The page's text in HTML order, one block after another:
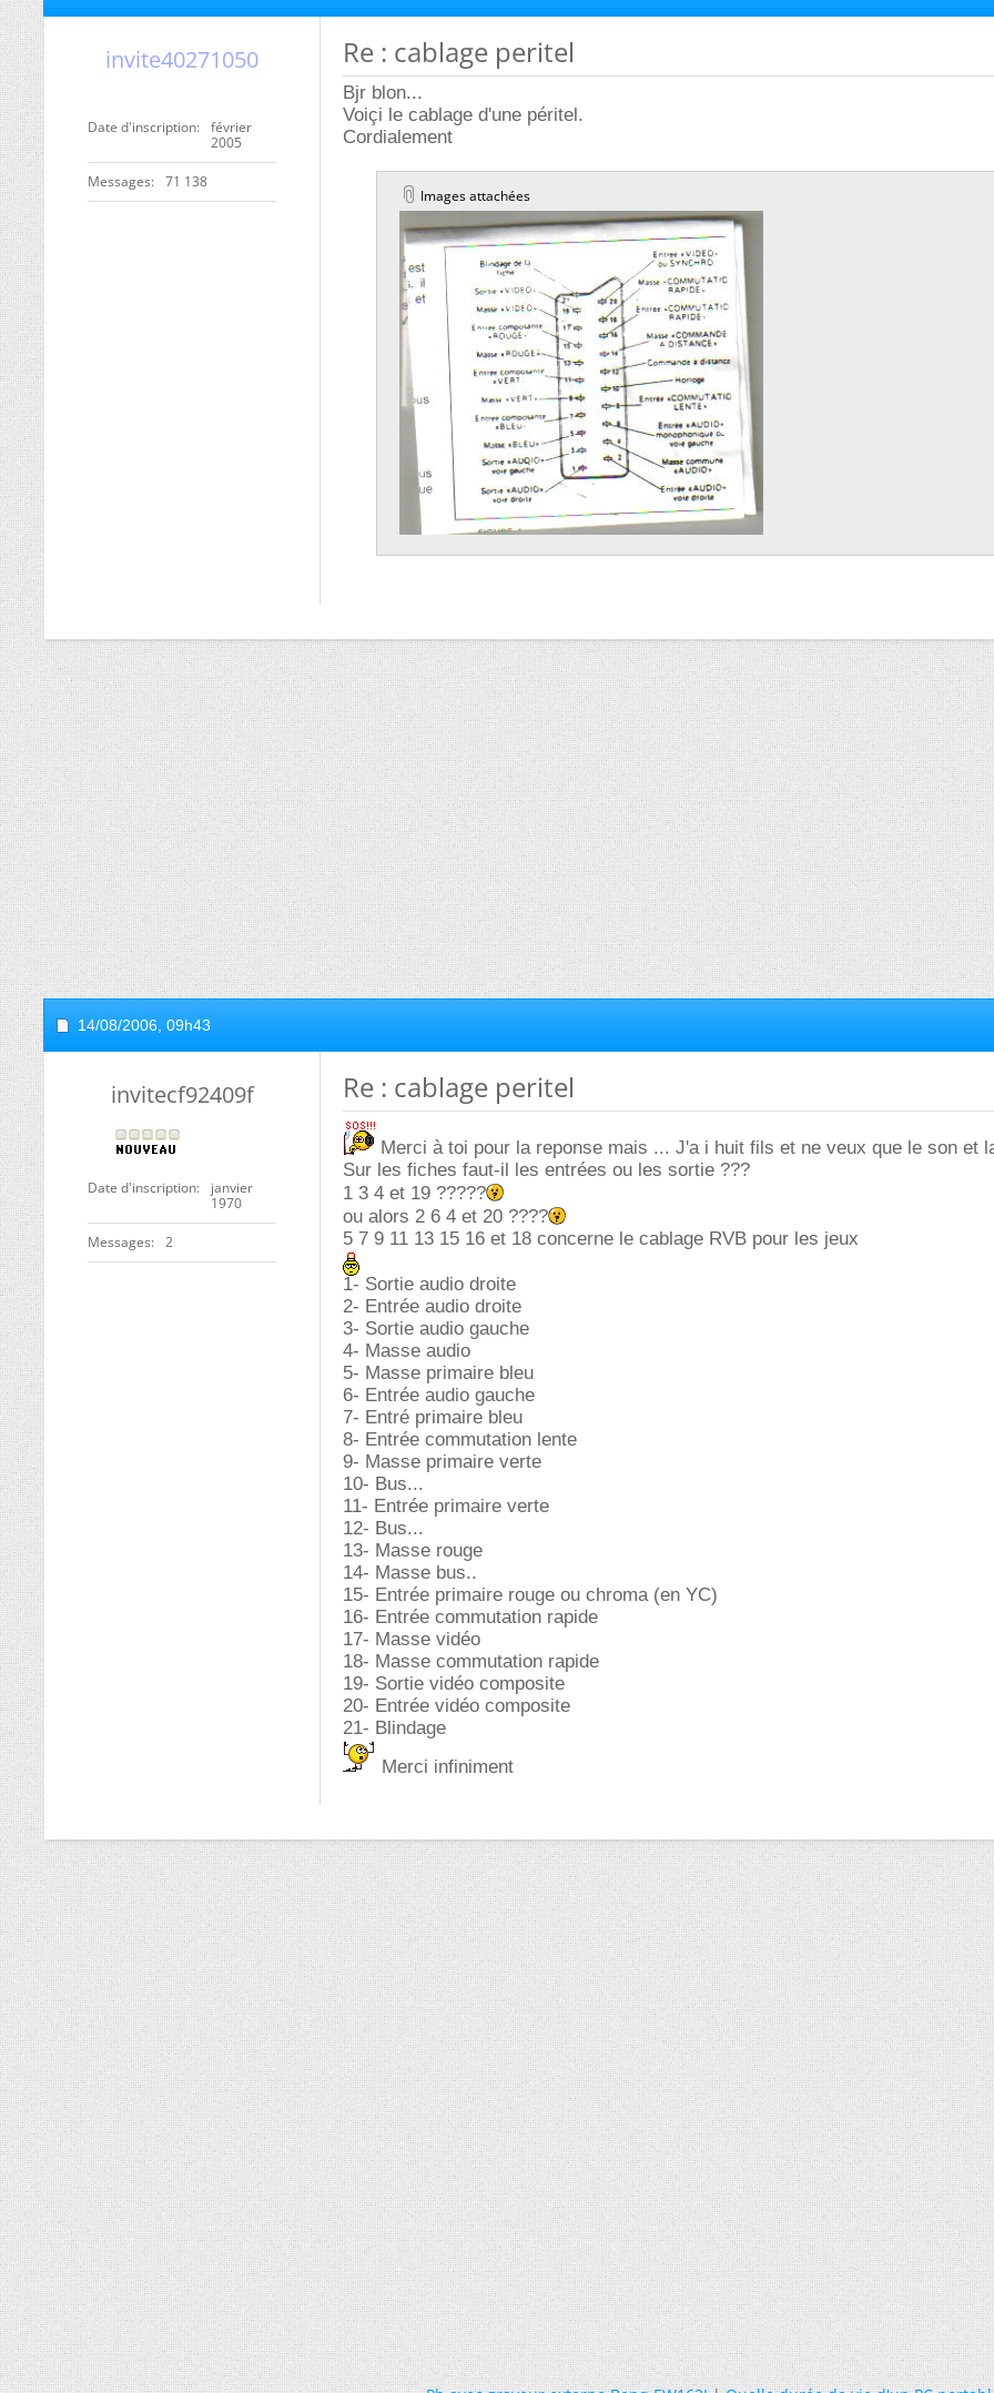
invite40271050
Date d'inscription
février
2005
Messages 71 138
Re : cablage peritel
Bjr blon...
Voiçi le cablage d'une péritel.
Cordialement
Images attachées
14/08/2006, 09h43
invitecf92409f
Date d'inscription
janvier
1970
Messages 2
Re : cablage peritel
Merci à toi pour la reponse mais ... J'a i huit fils et ne veux que le son et
Sur les fiches faut-il les entrées ou les sortie ???
1 3 4 et 19 ?????
ou alors 2 6 4 et 20 ????
5 7 9 11 13 15 16 et 18 concerne le cablage RVB pour les jeux
1- Sortie audio droite
2- Entrée audio droite
3- Sortie audio gauche
4- Masse audio
5- Masse primaire bleu
6- Entrée audio gauche
7- Entré primaire bleu
8- Entrée commutation lente
9- Masse primaire verte
10- Bus...
11- Entrée primaire verte
12- Bus...
13- Masse rouge
14- Masse bus..
15- Entrée primaire rouge ou chroma (en YC)
16- Entrée commutation rapide
17- Masse vidéo
18- Masse commutation rapide
19- Sortie vidéo composite
20- Entrée vidéo composite
21- Blindage
Merci infiniment